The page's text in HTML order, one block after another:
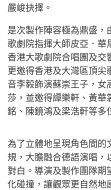
嚴峻抉擇。
是次製作陣容極為鼎盛，
歌劇院指揮大師皮亞．華
香港大歌劇院合唱團及交
更邀得香港及大灣區頂尖
音李毅飾演蘇崇王子，女
莎，並邀得譚樂軒、黃華
銘、陳鏡鴻及梁浩軒等多
為了立體地呈現角色間的
規，大膽融合德語演唱，
對白。導演及製作團隊期
化碰撞，讓觀眾更自然地